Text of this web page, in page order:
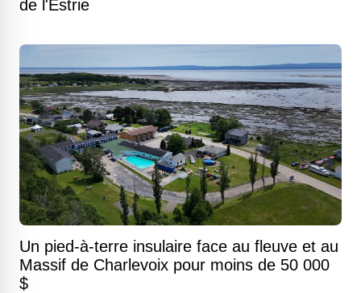
de l'Estrie
Un pied-à-terre insulaire face au fleuve et au
Massif de Charlevoix pour moins de 50 000
$